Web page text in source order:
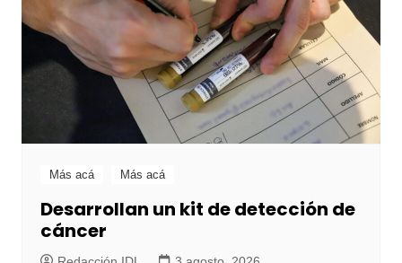
Más acá Más acá
Desarrollan un kit de detección de
cáncer